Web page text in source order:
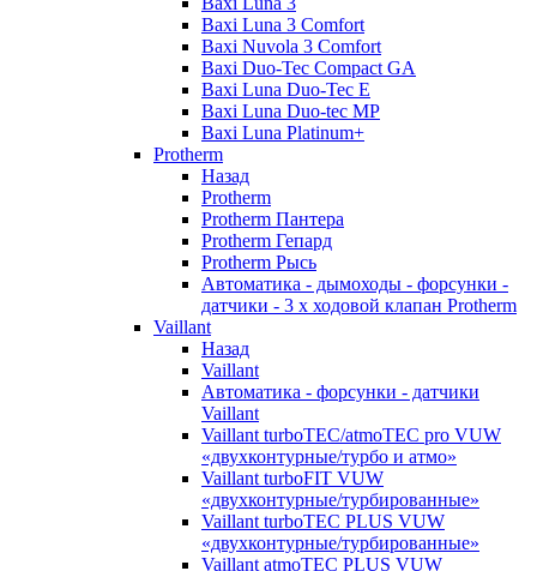
Baxi Luna 3 Comfort
Baxi Nuvola 3 Comfort
Baxi Duo-Tec Compact GA
Baxi Luna Duo-Tec E
Baxi Luna Duo-tec MP
Baxi Luna Platinum+
Protherm
Назад
Protherm
Protherm Пантера
Protherm Гепард
Protherm Рысь
Автоматика - дымоходы - форсунки -
датчики - 3 х ходовой клапан Protherm
Vaillant
Назад
Vaillant
Автоматика - форсунки - датчики
Vaillant
Vaillant turboTEC/atmoTEC pro VUW
«двухконтурные/турбо и атмо»
Vaillant turboFIT VUW
«двухконтурные/турбированные»
Vaillant turboTEC PLUS VUW
«двухконтурные/турбированные»
Vaillant atmoTEC PLUS VUW